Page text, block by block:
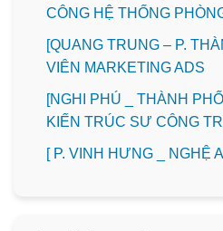
CÔNG HỆ THỐNG
[QUANG TRUNG – P.
VIÊN MARKETING ADS
[NGHI PHÚ _ THÀNH
KIẾN TRÚC SƯ CÔNG
[ P. VINH HƯNG _ NGHỆ